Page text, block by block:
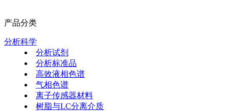
产品分类
分析科学
分析试剂
分析标准品
高效液相色谱
气相色谱
离子传感器材料
树脂与LC分离介质